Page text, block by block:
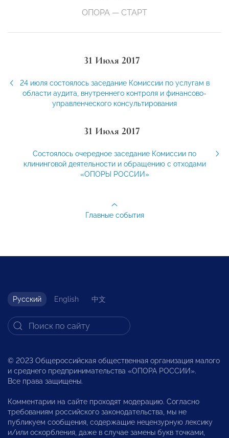
ОПОРА — СТАРТ
31 Июля 2017
24 июля состоялось заседание Комиссии по услугам в
области аудита, внутреннего контроля и финансово-
управленческого консультирования
31 Июля 2017
Состоялось очередное заседание Комиссии по
клининговой деятельности и обращению с отходами
«ОПОРЫ РОССИИ»
Главные события
Русский English 中文
© 2023 Общероссийская общественная организация малого
и среднего предпринимательства «ОПОРА РОССИИ».
Все права защищены.
Комментарии на сайте проходят модерацию. Согласно
требованиям российского законодательства, мы не
публикуем сообщения, содержащие нецензурную лексику
и/или оскорбления, даже в случае замены букв точками,